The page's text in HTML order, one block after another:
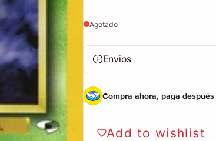
Agotado
Envios
Compra ahora, paga después
Add to wishlist